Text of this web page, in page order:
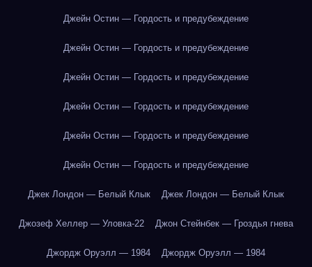
Джейн Остин — Гордость и предубеждение
Джейн Остин — Гордость и предубеждение
Джейн Остин — Гордость и предубеждение
Джейн Остин — Гордость и предубеждение
Джейн Остин — Гордость и предубеждение
Джейн Остин — Гордость и предубеждение
Джек Лондон — Белый Клык Джек Лондон — Белый Клык
Джозеф Хеллер — Уловка-22 Джон Стейнбек — Гроздья гнева
Джордж Оруэлл — 1984 Джордж Оруэлл — 1984